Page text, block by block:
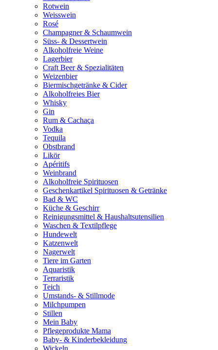
Rotwein
Weisswein
Rosé
Champagner & Schaumwein
Süss- & Dessertwein
Alkoholfreie Weine
Lagerbier
Craft Beer & Spezialitäten
Weizenbier
Biermischgetränke & Cider
Alkoholfreies Bier
Whisky
Gin
Rum & Cachaça
Vodka
Tequila
Obstbrand
Likör
Apéritifs
Weinbrand
Alkoholfreie Spirituosen
Geschenkartikel Spirituosen & Getränke
Bad & WC
Küche & Geschirr
Reinigungsmittel & Haushaltsutensilien
Waschen & Textilpflege
Hundewelt
Katzenwelt
Nagerwelt
Tiere im Garten
Aquaristik
Terraristik
Teich
Umstands- & Stillmode
Milchpumpen
Stillen
Mein Baby
Pflegeprodukte Mama
Baby- & Kinderbekleidung
Wickeln